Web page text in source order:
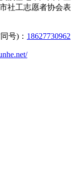
社工志愿者协会表
号)： 18627730962